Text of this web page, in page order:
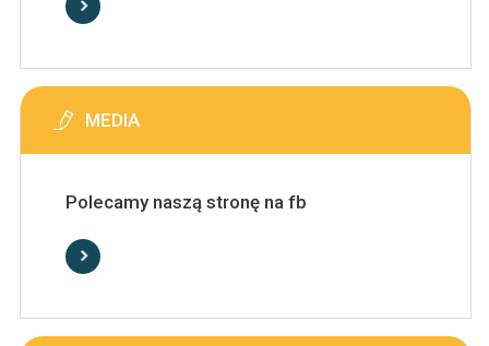
MEDIA
Polecamy naszą stronę na fb